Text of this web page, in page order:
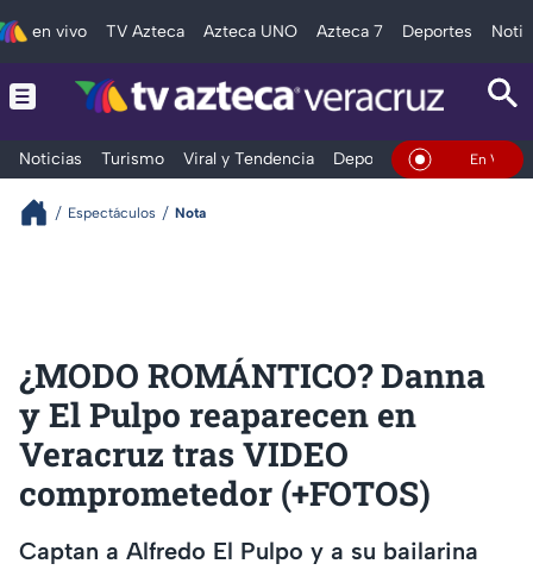
en vivo TV Azteca Azteca UNO Azteca 7 Deportes
Noticias Turismo Viral y Tendencia Deportes Espectáculos
En Vivo
Espectáculos Nota
¿MODO ROMÁNTICO? Danna
y El Pulpo reaparecen en
Veracruz tras VIDEO
comprometedor (+FOTOS)
Captan a Alfredo El Pulpo y a su bailarina